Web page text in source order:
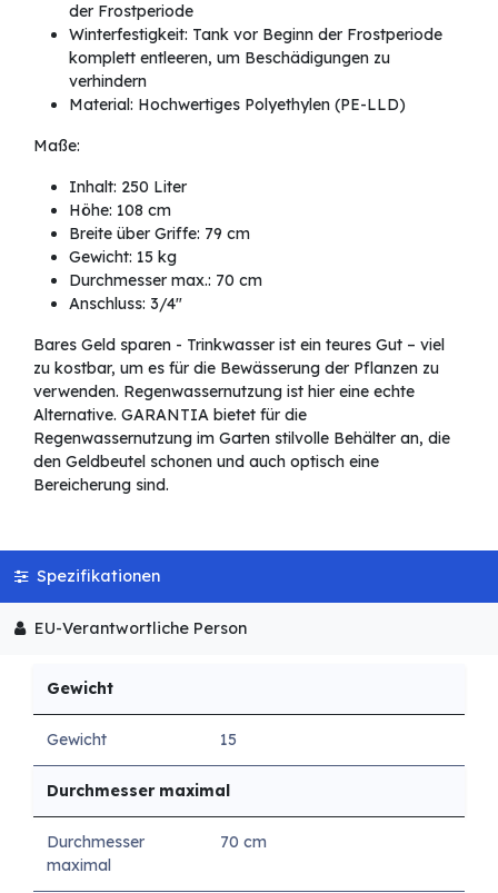
der Frostperiode
Winterfestigkeit: Tank vor Beginn der Frostperiode
komplett entleeren, um Beschädigungen zu
verhindern
Material: Hochwertiges Polyethylen (PE-LLD)
Maße:
Inhalt: 250 Liter
Höhe: 108 cm
Breite über Griffe: 79 cm
Gewicht: 15 kg
Durchmesser max.: 70 cm
Anschluss: 3/4"
Bares Geld sparen - Trinkwasser ist ein teures Gut – viel
zu kostbar, um es für die Bewässerung der Pflanzen zu
verwenden. Regenwassernutzung ist hier eine echte
Alternative. GARANTIA bietet für die
Regenwassernutzung im Garten stilvolle Behälter an, die
den Geldbeutel schonen und auch optisch eine
Bereicherung sind.
Spezifikationen
EU-Verantwortliche Person
Gewicht
Gewicht 15
Durchmesser maximal
Durchmesser
maximal
70 cm